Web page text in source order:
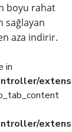
boyu rahat
sağlayan
aza indirir.
renkli
bir
in